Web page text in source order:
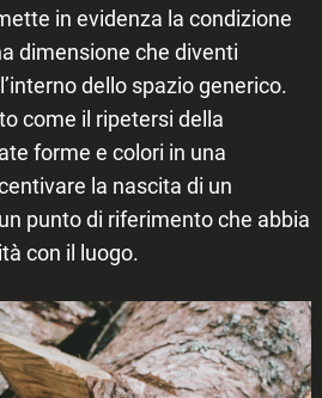
in evidenza la condizione
dimensione che diventi
dello spazio generico.
come il ripetersi della
forme e colori in una
la nascita di un
punto di riferimento che abbia
con il luogo.